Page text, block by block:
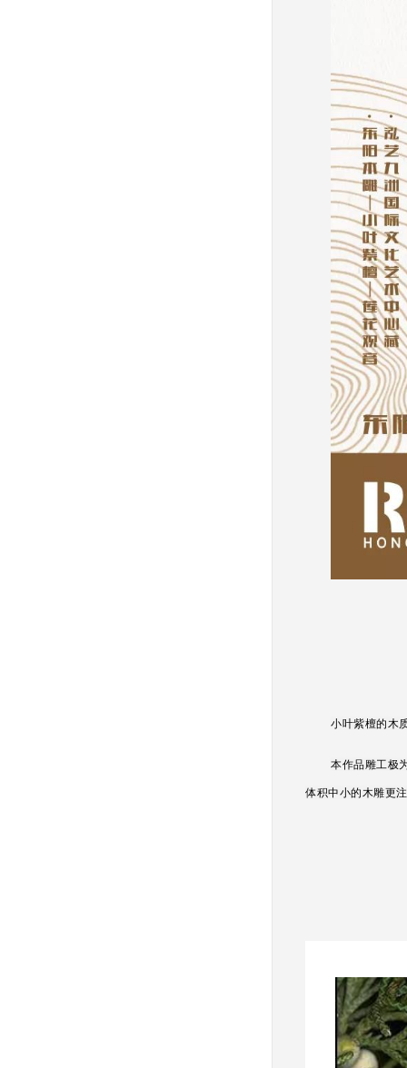
小叶紫檀的木
本作品雕工极
体积中小的木雕更